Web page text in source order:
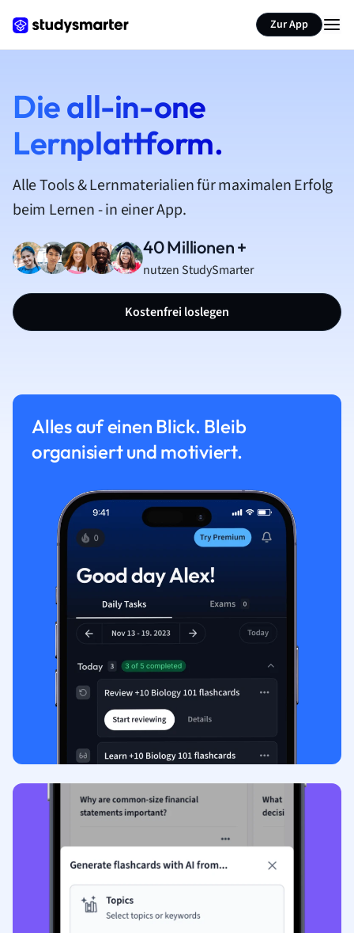
Zur App
Die all-in-one
Lernplattform.
Alle Tools & Lernmaterialien für maximalen Erfolg
beim Lernen - in einer App.
40 Millionen +
nutzen StudySmarter
Kostenfrei loslegen
Alles auf einen Blick. Bleib
organisiert und motiviert.